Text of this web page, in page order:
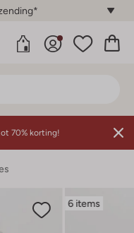
70% korting!
6 items